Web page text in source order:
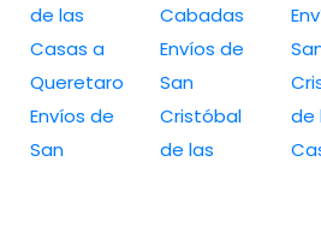
de las
Casas a
Queretaro
Envíos de
San
Cabadas
Envíos de
San
Cristóbal
de las
de